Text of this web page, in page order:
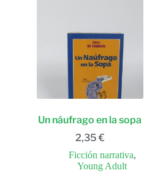
Un náufrago en la sopa
2,35 €
Ficción narrativa,
Young Adult